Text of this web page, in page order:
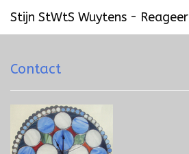
Stijn StWtS Wuytens - Reageer
Contact